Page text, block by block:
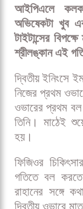
হ্যামস্ট্রিংয়ের
হ্যামস্ট্রিংয়ের
গুগল
আইপিএলে
অভিষেকটা খুব
টাইটান্সের
শ্রীলঙ্কান এই
দ্বিতীয় ইনিংসে